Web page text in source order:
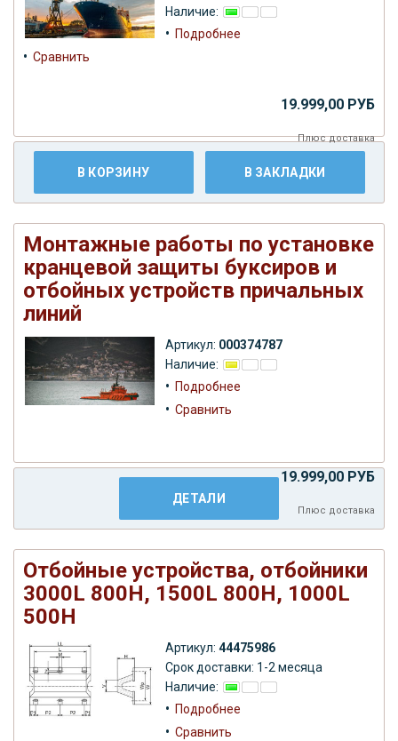
Наличие:
• Подробнее
• Сравнить
19.999,00 РУБ
Плюсдоставка
В КОРЗИНУ В ЗАКЛАДКИ
Монтажные работы по установке
кранцевой защиты буксиров и
отбойных устройств причальных
линий
Артикул: 000374787
Наличие:
• Подробнее
• Сравнить
19.999,00 РУБ
Плюс доставка
ДЕТАЛИ
Отбойные устройства, отбойники
3000L 800H, 1500L 800H, 1000L
500H
Артикул: 44475986
Срок доставки: 1-2 месяца
Наличие:
• Подробнее
• Сравнить